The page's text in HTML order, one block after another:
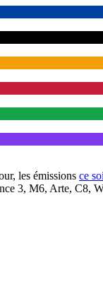
les émissions ce
3, M6, Arte, C8,